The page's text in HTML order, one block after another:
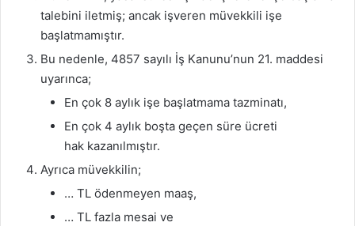
talebini iletmiş; ancak işveren müvekkili işe
başlatmamıştır.
Bu nedenle, 4857 sayılı İş Kanunu’nun 21. maddesi
uyarınca;
En çok 8 aylık işe başlatmama tazminatı,
En çok 4 aylık boşta geçen süre ücreti
hak kazanılmıştır.
Ayrıca müvekkilin;
… TL ödenmeyen maaş,
… TL fazla mesai ve